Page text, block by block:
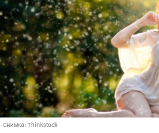
Снимка: Thinkstock